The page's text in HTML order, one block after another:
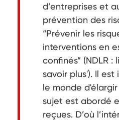
d’entreprises et
prévention des
“Prévenir les
interventions en
confinés” (NDLR :
savoir plus'). Il
le monde
sujet est abordé
reçues. D’où